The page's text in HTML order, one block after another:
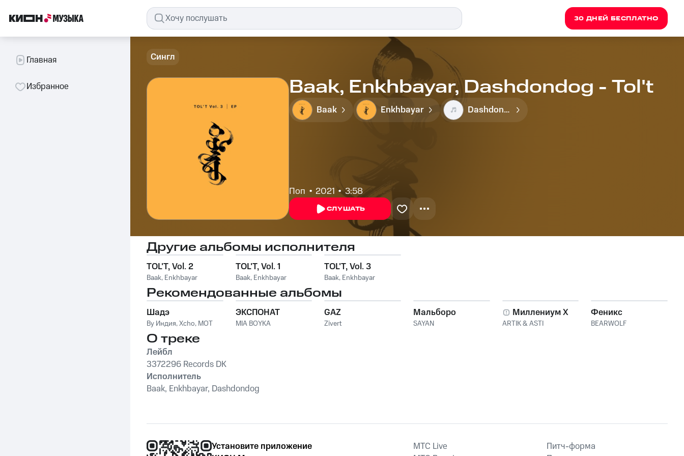
30 ДНЕЙ БЕСПЛАТНО
Главная
Избранное
Сингл
Baak, Enkhbayar, Dashdondog - Tol't
Baak Enkhbayar Dashdondog
Поп 2021 3:58
СЛУШАТЬ
Другие альбомы исполнителя
TOL'T, Vol. 2
Baak, Enkhbayar
TOL'T, Vol. 1
Baak, Enkhbayar
TOL'T, Vol. 3
Baak, Enkhbayar
Рекомендованные альбомы
Шадэ
By Индия,Xcho, MOT
ЭКСПОНАТ
MIA BOYKA
GAZ
Zivert
Мальборо
SAYAN
Миллениум X
ARTIK & ASTI
Феникс
BEARWOLF
О треке
Лейбл
3372296 Records DK
Исполнитель
Baak, Enkhbayar, Dashdondog
Установите приложение
MTС Live
Питч-форма